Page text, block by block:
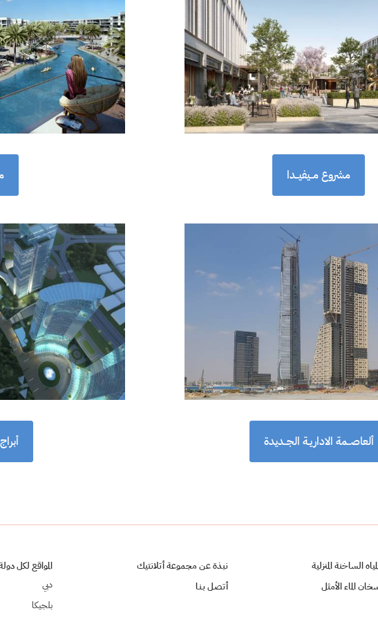
مشروع مــيفيــدا
ألعاصــمة الاداريـة الجــديدة
الساخنة المنزلية
الماء الأمثل
نبذة عن مجموعة أتلانتيك
أتصـل بـنـا
المواقع لكل
دبي
بلجيكا